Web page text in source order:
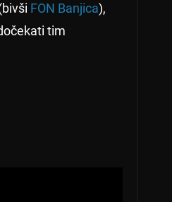
FON Banjica),
tim